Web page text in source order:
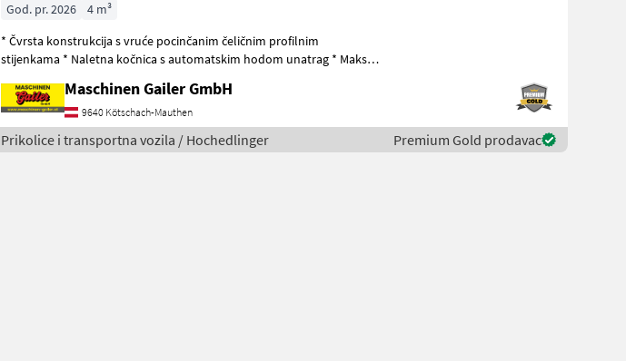
God. pr. 2026
4 m³
* Čvrsta konstrukcija s vruće pocinčanim čeličnim profilnim
stijenkama * Naletna kočnica s automatskim hodom unatrag * Maks.
Maschinen Gailer GmbH
9640 Kötschach-Mauthen
Prikolice i transportna vozila / Hochedlinger Premium Gold prodavac